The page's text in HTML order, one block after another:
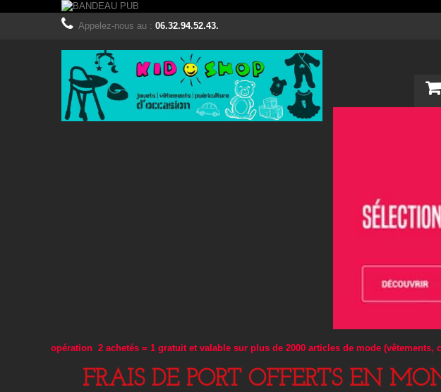
Appelez-nous au : 06.32.94.52.43.
opération 2 achetés = 1 gratuit et valable sur plus de 2000 articles de mode (vêtements,
FRAIS DE PORT OFFERTS EN